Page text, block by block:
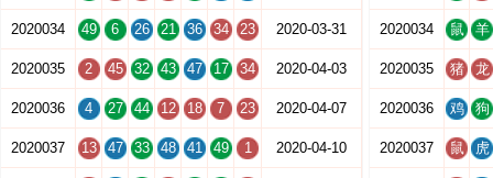
2020034 49 6 26 21 36 34 23 2020-03-31
2020035 2 45 32 43 47 17 34 2020-04-03
2020036 4 27 44 12 18 7 23 2020-04-07
2020037 13 47 33 48 41 49 1 2020-04-10
2020034 鼠 羊
2020035 猪 龙
2020036 鸡 狗
2020037 鼠 虎